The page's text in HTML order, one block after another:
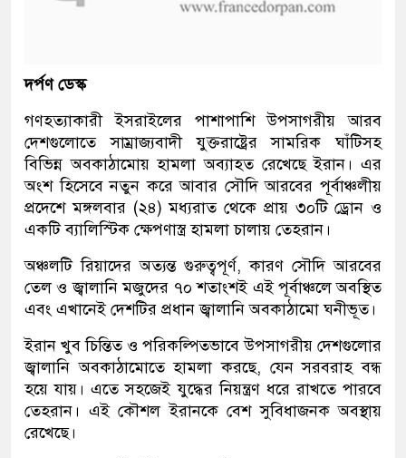
দর্পণ ডেস্ক
গণহত্যাকারী ইসরাইলের পাশাপাশি উপসাগরীয় আরব
দেশগুলোতে সাম্রাজ্যবাদী যুক্তরাষ্ট্রের সামরিক ঘাঁটিসহ
বিভিন্ন অবকাঠামোয় হামলা অব্যাহত রেখেছে ইরান। এর
অংশ হিসেবে নতুন করে আবার সৌদি আরবের পূর্বাঞ্চলীয়
প্রদেশে মঙ্গলবার (২৪) মধ্যরাত থেকে প্রায় ৩০টি ড্রোন ও
একটি ব্যালিস্টিক ক্ষেপণাস্ত্র হামলা চালায় তেহরান।
অঞ্চলটি রিয়াদের অত্যন্ত গুরুত্বপূর্ণ, কারণ সৌদি আরবের
তেল ও জ্বালানি মজুদের ৭০ শতাংশই এই পূর্বাঞ্চলে অবস্থিত
এবং এখানেই দেশটির প্রধান জ্বালানি অবকাঠামো ঘনীভূত।
ইরান খুব চিন্তিত ও পরিকল্পিতভাবে উপসাগরীয় দেশগুলোর
জ্বালানি অবকাঠামোতে হামলা করছে, যেন সরবরাহ বন্ধ
হয়ে যায়। এতে সহজেই যুদ্ধের নিয়ন্ত্রণ ধরে রাখতে পারবে
তেহরান। এই কৌশল ইরানকে বেশ সুবিধাজনক অবস্থায়
রেখেছে।